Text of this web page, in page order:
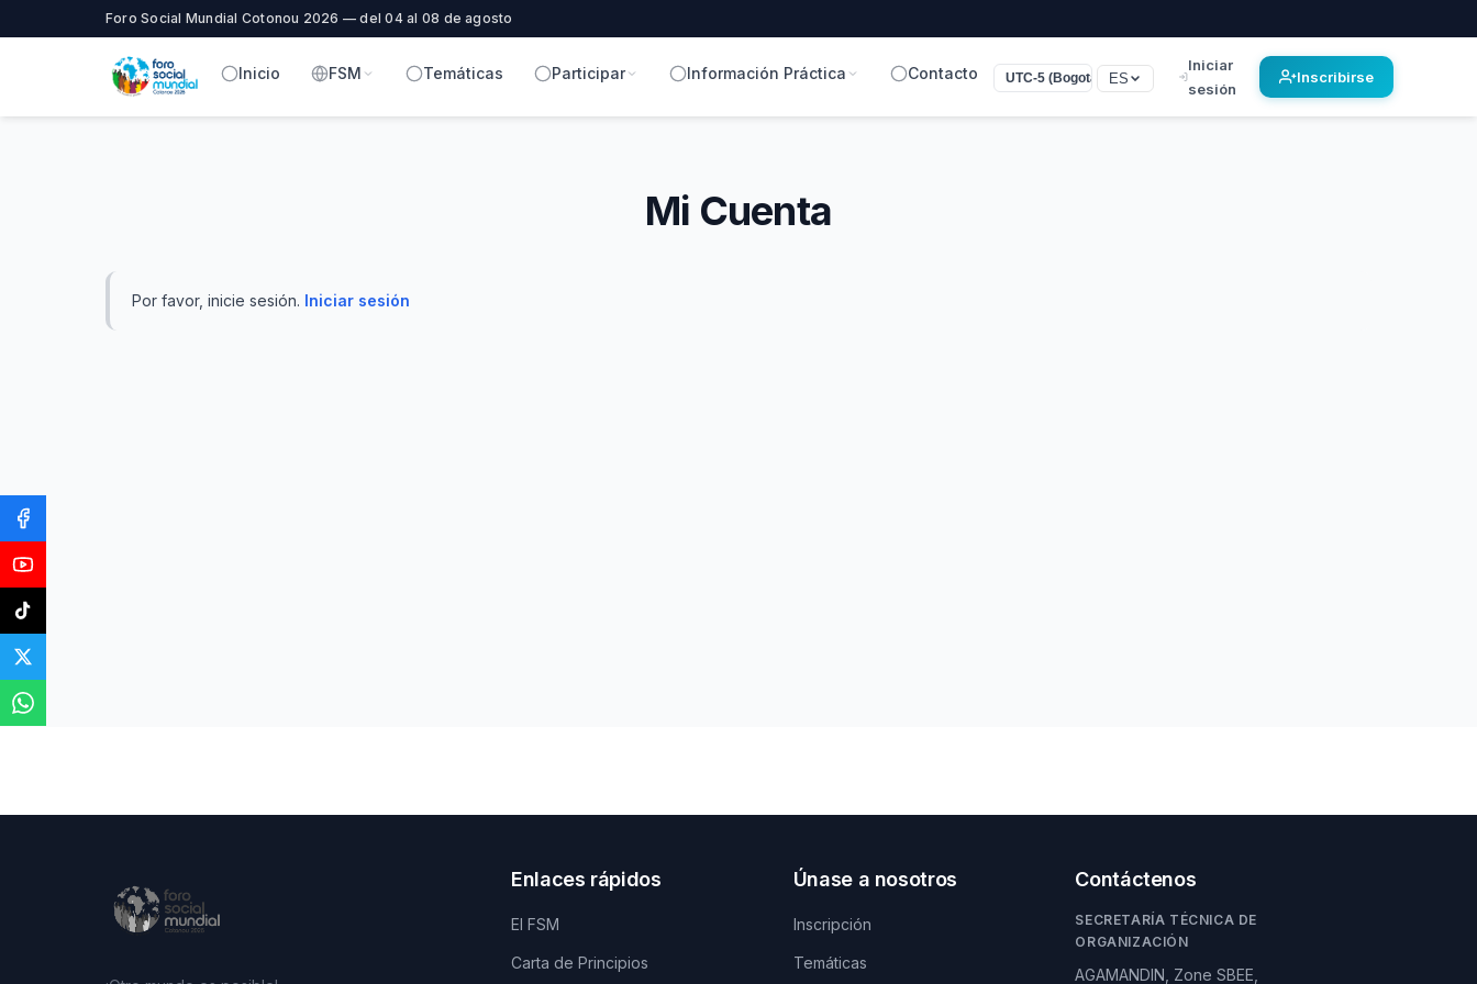
Foro Social Mundial Cotonou 2026 — del 04 al 08 de agosto
Inicio FSM Temáticas Participar Información Práctica Contacto UTC-5 (Bogota, Lima)
ES
Iniciar
sesión
Inscribirse
Mi Cuenta
Por favor, inicie sesión. Iniciar sesión
Enlaces rápidos
El FSM
Carta de Principios
Únase a nosotros
Inscripción
Temáticas
Contáctenos
SECRETARÍA TÉCNICA DE
ORGANIZACIÓN
AGAMANDIN, Zone SBEE,